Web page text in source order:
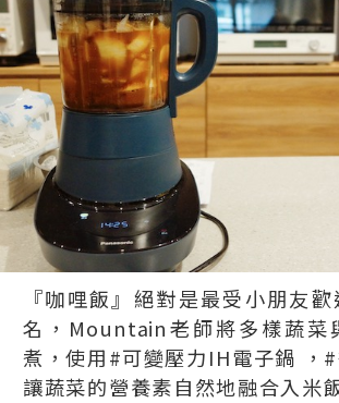
『咖哩飯』絕對是最受小朋友
名，Mountain老師將多樣蔬菜
煮，使用#可變壓力IH電子鍋 ，
讓蔬菜的營養素自然地融合入米